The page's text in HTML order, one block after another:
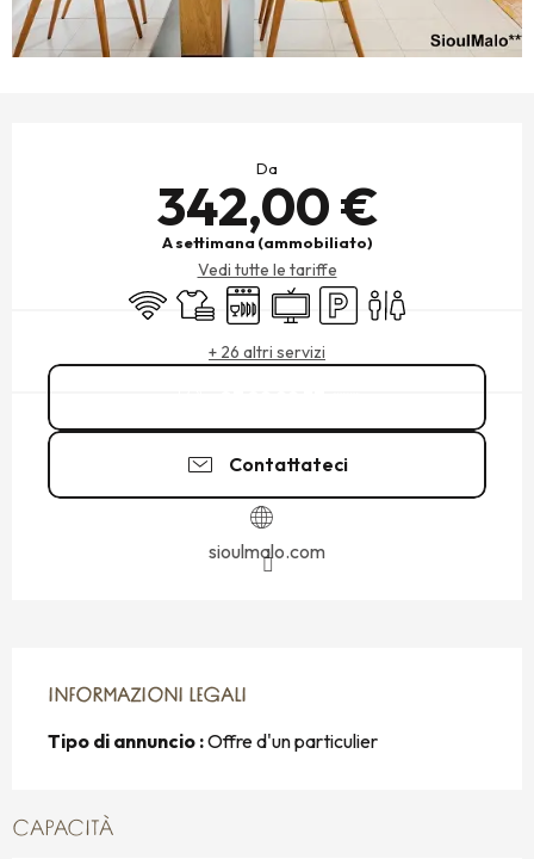
Da
342,00 €
A settimana (ammobiliato)
Vedi tutte le tariffe
Wi-Fi Lenzuola e biancheria
Lavastoviglie
TelevisioneParcheggioServizi igienici
+ 26 altri servizi
Contattateci
sioulmalo.com
INFORMAZIONI LEGALI
INFORMAZIONI LEGALI
Tipo di annuncio :Offre d'un particulier
CAPACITÀ